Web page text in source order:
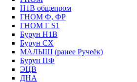
Н1В общепром
ГНОМ Ф, ФР
ГНОМ Г S1
Бурун Н1В
Бурун СХ
МАЛЫШ (ранее Ручеёк)
Бурун ПФ
ЭЦВ
ДНА